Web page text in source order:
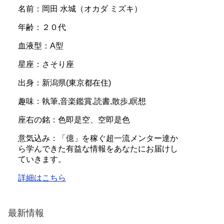
名前：岡田 水城（オカダ ミズキ）
年齢：２０代
血液型：A型
星座：さそり座
出身：新潟県(東京都在住)
趣味：執筆,音楽鑑賞,読書,散歩,瞑想
座右の銘：色即是空、空即是色
意気込み：「億」を稼ぐ超一流メンター達か
ら学んできた有益な情報をあなたにお届けし
ていきます。
詳細はこちら
最新情報